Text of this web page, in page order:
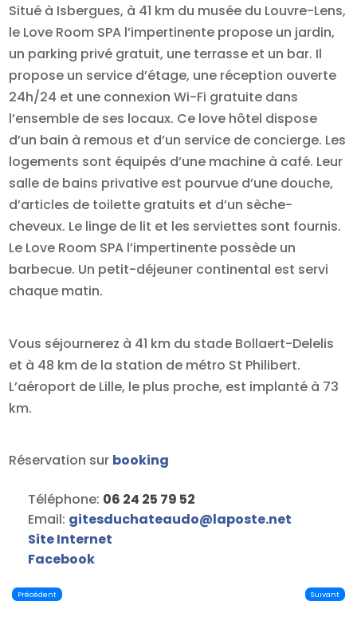
Situé à Isbergues, à 41 km du musée du Louvre-Lens,
le Love Room SPA l’impertinente propose un jardin,
un parking privé gratuit, une terrasse et un bar. Il
propose un service d’étage, une réception ouverte
24h/24 et une connexion Wi-Fi gratuite dans
l’ensemble de ses locaux. Ce love hôtel dispose
d’un bain à remous et d’un service de concierge. Les
logements sont équipés d’une machine à café. Leur
salle de bains privative est pourvue d’une douche,
d’articles de toilette gratuits et d’un sèche-
cheveux. Le linge de lit et les serviettes sont fournis.
Le Love Room SPA l’impertinente possède un
barbecue. Un petit-déjeuner continental est servi
chaque matin.
Vous séjournerez à 41 km du stade Bollaert-Delelis
et à 48 km de la station de métro St Philibert.
L’aéroport de Lille, le plus proche, est implanté à 73
km.
Réservation sur booking
Téléphone: 06 24 25 79 52
Email: gitesduchateaudo@laposte.net
Site Internet
Facebook
Précédent Suivant